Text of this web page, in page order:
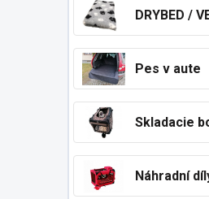
DRYBED /
Pes v aute
Skladacie
Náhradní